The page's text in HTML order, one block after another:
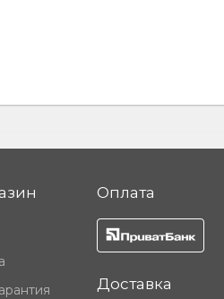
Оплата
Доставка